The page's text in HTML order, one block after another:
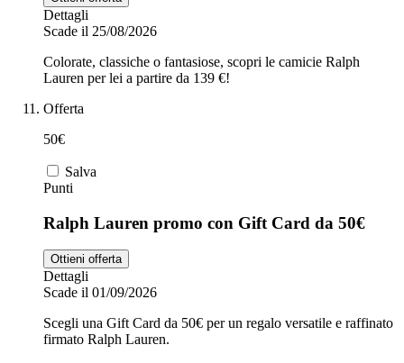
Dettagli
Scade il 25/08/2026
Colorate, classiche o fantasiose, scopri le camicie Ralph
Lauren per lei a partire da 139 €!
Offerta
50€
Salva
Punti
Ralph Lauren promo con Gift Card da 50€
Ottieni offerta
Dettagli
Scade il 01/09/2026
Scegli una Gift Card da 50€ per un regalo versatile e raffinato
firmato Ralph Lauren.